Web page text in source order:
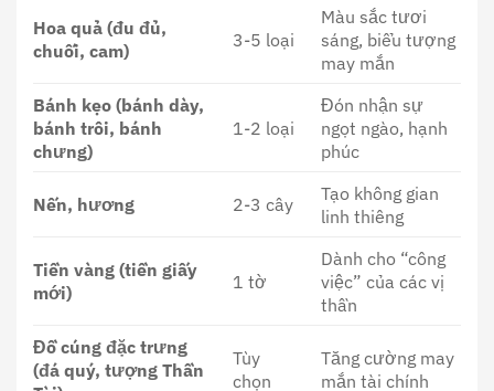
Hoa quả (đu đủ,
chuối, cam)
3-5 loại
Màu sắc tươi
sáng, biểu tượng
may mắn
Bánh kẹo (bánh dày,
bánh trôi, bánh
chưng)
1-2 loại
Đón nhận sự
ngọt ngào, hạnh
phúc
Nến, hương 2-3 cây
Tạo không gian
linh thiêng
Tiền vàng (tiền giấy
mới)
1 tờ
Dành cho “công
việc” của các vị
thần
Đồ cúng đặc trưng
(đá quý, tượng Thần
Tùy
chọn
Tăng cường may
mắn tài chính